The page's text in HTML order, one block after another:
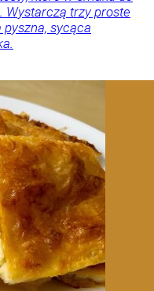
Wystarczą trzy proste
pyszna, sycąca